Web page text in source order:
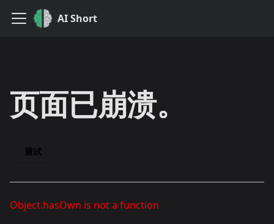
AI Short
页面已崩溃。
重试
Object.hasOwn is not a function